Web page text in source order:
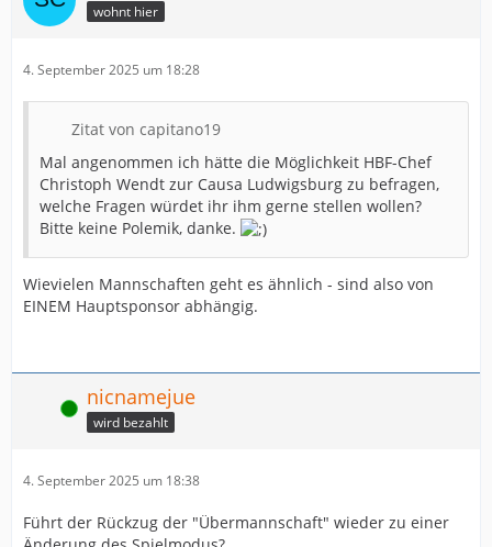
wohnt hier
4. September 2025 um 18:28
Zitat von capitano19
Mal angenommen ich hätte die Möglichkeit HBF-Chef
Christoph Wendt zur Causa Ludwigsburg zu befragen,
welche Fragen würdet ihr ihm gerne stellen wollen?
Bitte keine Polemik, danke.
Wievielen Mannschaften geht es ähnlich - sind also von
EINEM Hauptsponsor abhängig.
Online nicnamejue
wird bezahlt
4. September 2025 um 18:38
Führt der Rückzug der "Übermannschaft" wieder zu einer